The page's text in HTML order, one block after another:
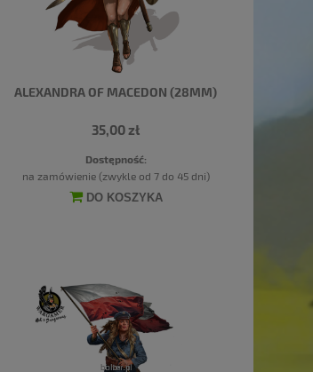
ALEXANDRA OF MACEDON (28MM)
35,00 zł
Dostępność:
na zamówienie (zwykle od 7 do 45 dni)
DO KOSZYKA